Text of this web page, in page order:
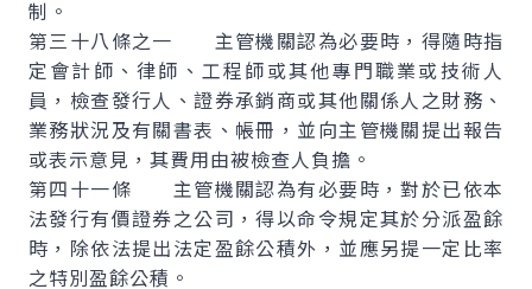
制。
第三十八條之一 主管機關認為必要時，得隨時指
定會計師、律師、工程師或其他專門職業或技術人
員，檢查發行人、證券承銷商或其他關係人之財務、
業務狀況及有關書表、帳冊，並向主管機關提出報告
或表示意見，其費用由被檢查人負擔。
第四十一條 主管機關認為有必要時，對於已依本
法發行有價證券之公司，得以命令規定其於分派盈餘
時，除依法提出法定盈餘公積外，並應另提一定比率
之特別盈餘公積。